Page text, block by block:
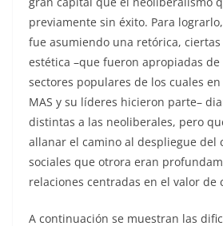
previamente sin éxito. Para
fue asumiendo una retórica,
estética –que fueron apropiadas de
sectores populares de los cuales
MAS y su líderes hicieron parte–
distintas a las neoliberales, pero
allanar el camino al despliegue del
sociales que otrora eran
relaciones centradas en el valor de
A continuación se muestran las